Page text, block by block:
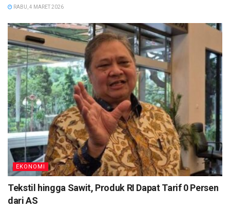
RABU, 4 MARET 2026
EKONOMI
Tekstil hingga Sawit, Produk RI Dapat Tarif 0 Persen
dari AS